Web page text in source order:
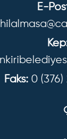
E-
Faks: 0 (376)